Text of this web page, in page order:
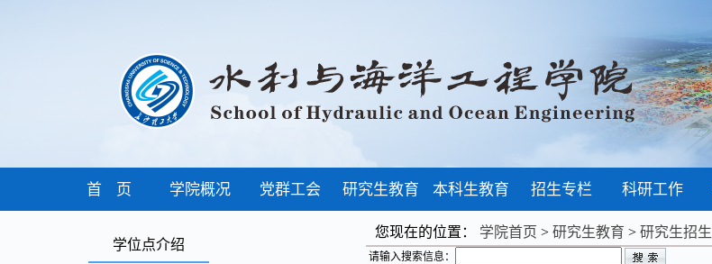
首 页 学院概况 党群工会 研究生教育 本科生教育 招生专栏 科研工作
学位点介绍
您现在的位置： 学院首页 > 研究生教育 > 研究生招生
请输入搜索信息：